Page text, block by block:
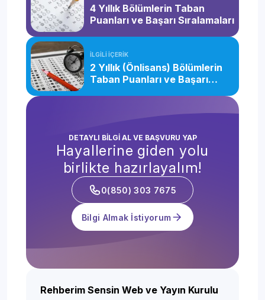
4 Yıllık Bölümlerin Taban
Puanları ve Başarı Sıralamaları
İLGİLİ İÇERİK
2 Yıllık (Önlisans) Bölümlerin
Taban Puanları ve Başarı
DETAYLI BİLGİ AL VE BAŞVURU YAP
Hayallerine giden yolu
birlikte hazırlayalım!
0(850) 303 7675
Bilgi Almak İstiyorum
Rehberim Sensin Web ve Yayın Kurulu